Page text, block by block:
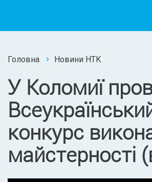
Головна Новини НТК
У Коломиї
конкурс
майстерності